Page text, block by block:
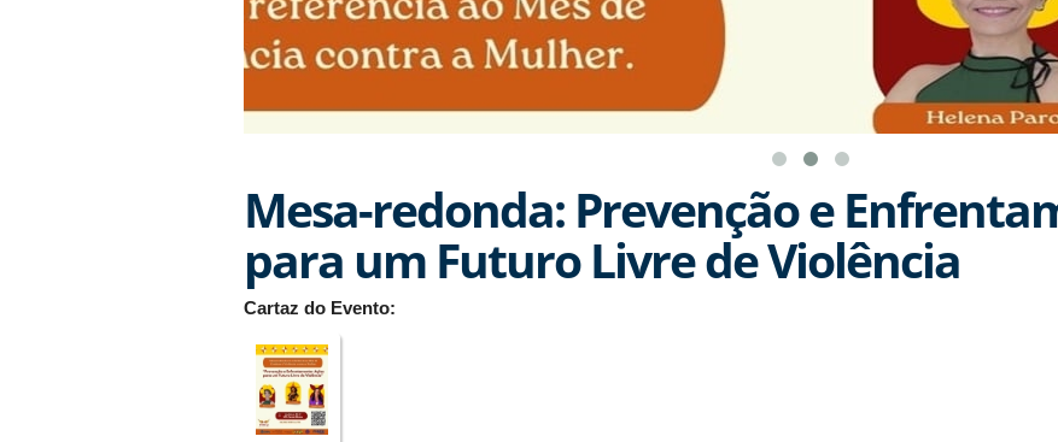
Mesa-redonda: Prevenção e
para um Futuro Livre de Violência
Cartaz do Evento: